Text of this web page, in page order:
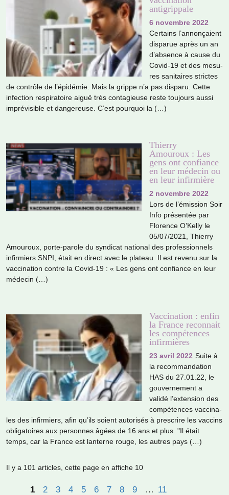
antigrippale
6 novembre 2022
Certains l’annon­çaient
dis­pa­rue après un an
d’absence à cause du
Covid-19 et des mesu­
res sani­tai­res stric­tes
de contrôle de l’épidémie. Mais la grippe n’a pas dis­paru. Cette
infec­tion res­pi­ra­toire aiguë très conta­gieuse reste tou­jours aussi
impré­vi­si­ble et dan­ge­reuse. C’est pour­quoi la (…)
Thierry
Amouroux : Les
gens ont confiance
en leur médecin ou
en leur infirmière
2 novembre 2022
Lors de l’émission Soir
Info pré­sen­tée par
Florence O’Kelly le
05/07/2021, Thierry
Amouroux, porte-parole du syn­di­cat natio­nal des pro­fes­sion­nels
infir­miers SNPI, était en direct avec le pla­teau. Il est revenu sur la
vac­ci­na­tion contre la Covid-19 : « Les gens ont confiance en leur
méde­cin (…)
Vaccination : enfin
la France reconnait
les compétences
infirmières
23 avril 2022 Suite à
la recom­man­da­tion
HAS du 27.01.22, le
gou­ver­ne­ment a
validé l’exten­sion des
com­pé­ten­ces vac­ci­na­
les des infir­miers, afin qu’ils soient auto­ri­sés à pres­crire les vac­cins
obli­ga­toi­res aux per­son­nes âgées de 16 ans et plus. "Il était
temps, car la France est lan­terne rouge, les autres pays (…)
Il y a 101 articles, cette page en affiche 10
1 2 3 4 5 6 7 8 9 … 11